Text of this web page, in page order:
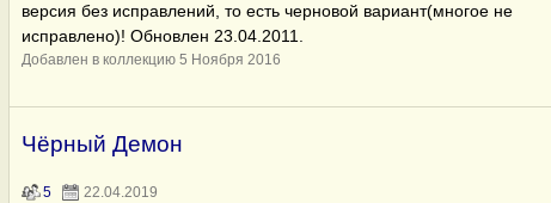
версия без исправлений, то есть черновой вариант(многое не
исправлено)! Обновлен 23.04.2011.
Добавлен в коллекцию 5 Ноября 2016
Чёрный Демон
5 22.04.2019